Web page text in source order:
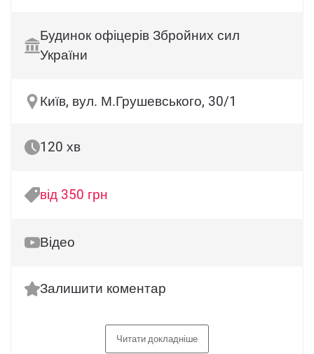
Будинок офіцерів Збройних сил
України
Київ, вул. М.Грушевського, 30/1
120 хв
від 350 грн
Відео
Залишити коментар
Читати докладніше